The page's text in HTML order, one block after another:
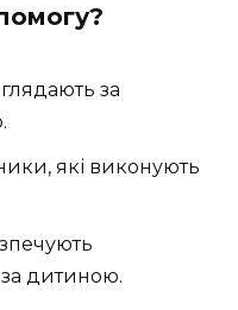
за
які виконують
дитиною.